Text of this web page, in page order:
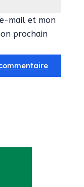
mail et mon
prochain